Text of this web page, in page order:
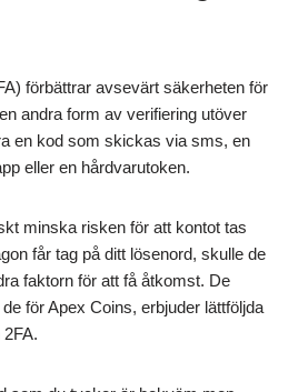
förbättrar avsevärt säkerheten för
andra form av verifiering utöver
en kod som skickas via sms, en
eller en hårdvarutoken.
minska risken för att kontot tas
får tag på ditt lösenord, skulle de
faktorn för att få åtkomst. De
för Apex Coins, erbjuder lättföljda